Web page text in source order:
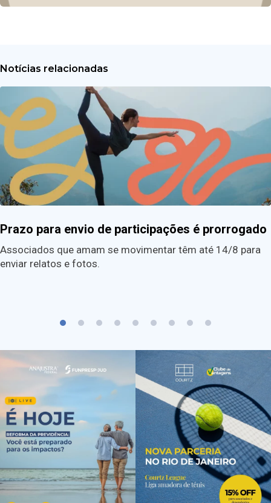
Notícias relacionadas
Prazo para envio de participações é prorrogado
Associados que amam se movimentar têm até 14/8 para
enviar relatos e fotos.